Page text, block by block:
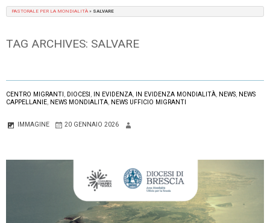
PASTORALE PER LA MONDIALITÀ » SALVARE
TAG ARCHIVES: SALVARE
CENTRO MIGRANTI DIOCESI IN EVIDENZA IN EVIDENZA MONDIALITÀ NEWS NEWS
CAPPELLANIE NEWS MONDIALITA NEWS UFFICIO MIGRANTI
IMMAGINE 20 GENNAIO 2026